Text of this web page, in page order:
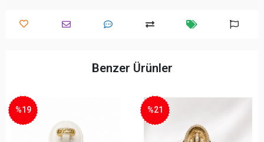
Benzer Ürünler
%21